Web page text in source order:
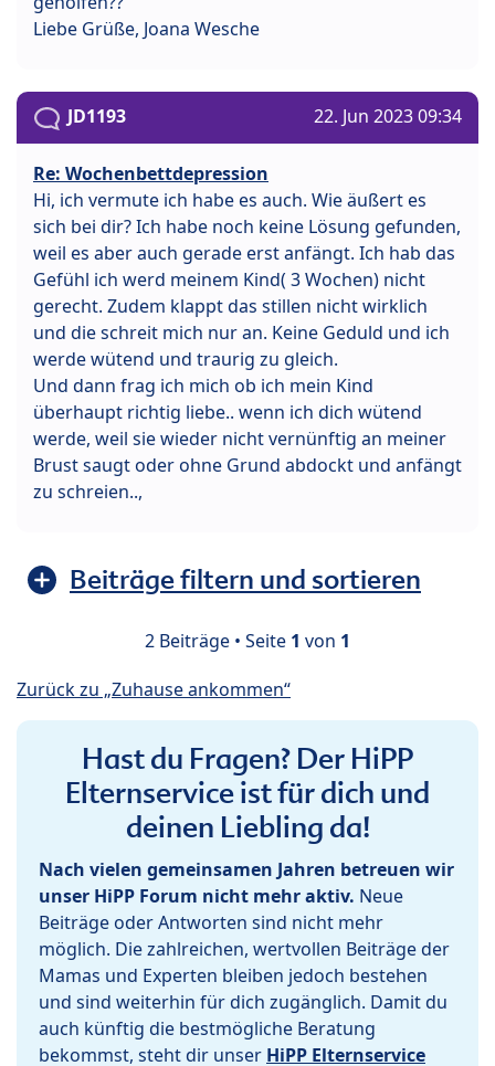
Liebe Grüße, Joana Wesche
JD1193 22. Jun 2023 09:34
Re: Wochenbettdepression
Hi, ich vermute ich habe es auch. Wie äußert es
sich bei dir? Ich habe noch keine Lösung gefunden,
weil es aber auch gerade erst anfängt. Ich hab das
Gefühl ich werd meinem Kind( 3 Wochen) nicht
gerecht. Zudem klappt das stillen nicht wirklich
und die schreit mich nur an. Keine Geduld und ich
werde wütend und traurig zu gleich.
Und dann frag ich mich ob ich mein Kind
überhaupt richtig liebe.. wenn ich dich wütend
werde, weil sie wieder nicht vernünftig an meiner
Brust saugt oder ohne Grund abdockt und anfängt
zu schreien..,
Beiträge filtern und sortieren
2 Beiträge • Seite 1 von 1
Zurück zu „Zuhause ankommen“
Hast du Fragen? Der HiPP
Elternservice ist für dich und
deinen Liebling da!
Nach vielen gemeinsamen Jahren betreuen wir
unser HiPP Forum nicht mehr aktiv. Neue
Beiträge oder Antworten sind nicht mehr
möglich. Die zahlreichen, wertvollen Beiträge der
Mamas und Experten bleiben jedoch bestehen
und sind weiterhin für dich zugänglich. Damit du
auch künftig die bestmögliche Beratung
bekommst, steht dir unser HiPP Elternservice